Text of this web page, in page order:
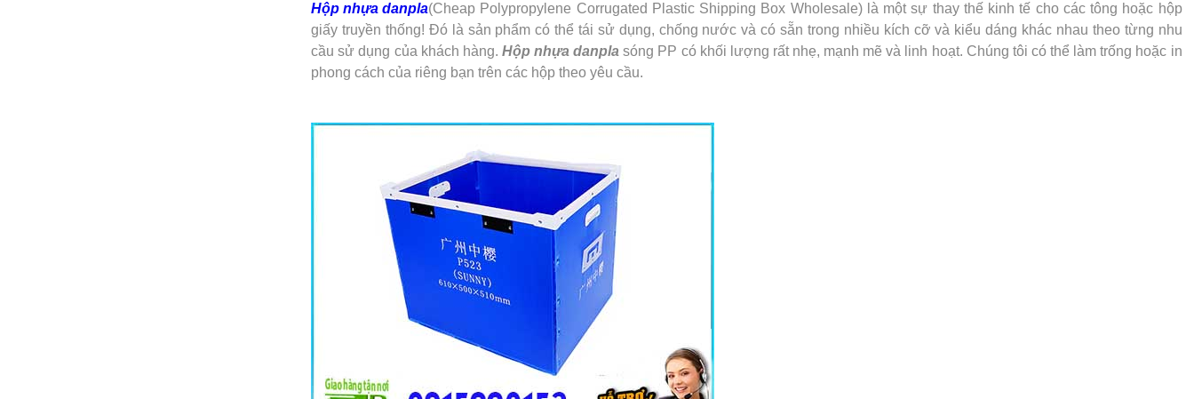
Hộp nhựa danpla(Cheap Polypropylene Corrugated Plastic Shipping Box Wholesale) là một sự thay thế kinh tế cho các tông hoặc hộp
giấy truyền thống! Đó là sản phẩm có thể tái sử dụng, chống nước và có sẵn trong nhiều kích cỡ và kiểu dáng khác nhau theo từng nhu
cầu sử dụng của khách hàng. Hộp nhựa danplasóng PP có khối lượng rất nhẹ, mạnh mẽ và linh hoạt. Chúng tôi có thể làm trống hoặc in
phong cách của riêng bạn trên các hộp theo yêu cầu.